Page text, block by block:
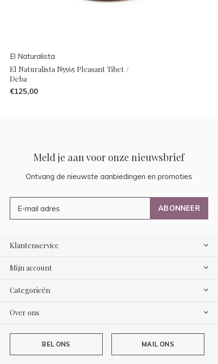
El Naturalista
El Naturalista N5565 Pleasant Tibet /
Deba
€125,00
Meld je aan voor onze nieuwsbrief
Ontvang de nieuwste aanbiedingen en promoties
ABONNEER
Klantenservice
Mijn account
Categorieën
Over ons
BEL ONS MAIL ONS